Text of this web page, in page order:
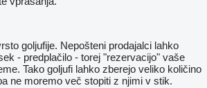
goljufije. Nepošteni prodajalci lahko
- predplačilo - torej "rezervacijo" vaše
Tako goljufi lahko zberejo veliko količino
ne moremo več stopiti z njimi v stik.